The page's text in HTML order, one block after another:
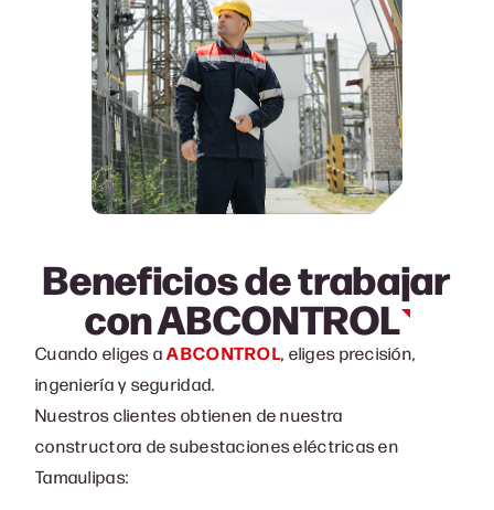
Beneficios de trabajar
conABCONTROL
Cuando eliges aABCONTROL, eliges precisión,
ingeniería y seguridad.
Nuestros clientes obtienen de nuestra
constructora de subestaciones eléctricas en
Tamaulipas: